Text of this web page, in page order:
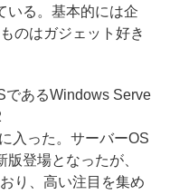
いる。基本的には企
のはガジェット好き
あるWindows Serve
入った。サーバーOS
登場となったが、
り、高い注目を集め